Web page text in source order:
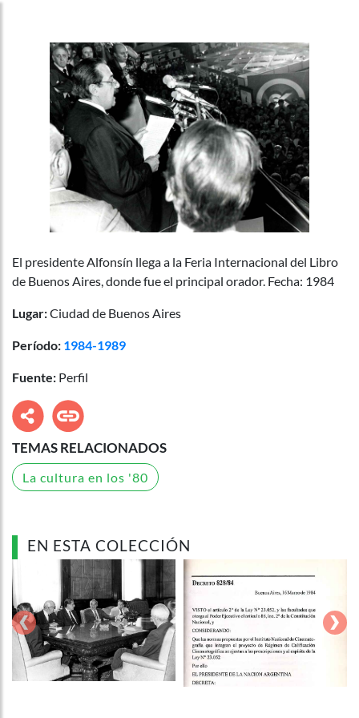
El presidente Alfonsín llega a la Feria Internacional del Libro
de Buenos Aires, donde fue el principal orador. Fecha: 1984
Lugar:Ciudad de Buenos Aires
Período: 1984-1989
Fuente: Perfil
TEMAS RELACIONADOS
La cultura en los '80
EN ESTA COLECCIÓN
‹ ›